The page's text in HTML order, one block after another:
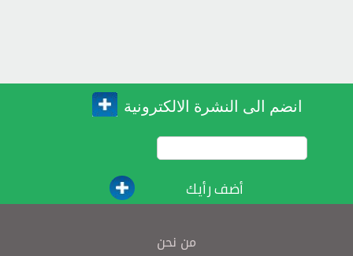
انضم الى النشرة الالكترونية
أضف رأيك
من نحن